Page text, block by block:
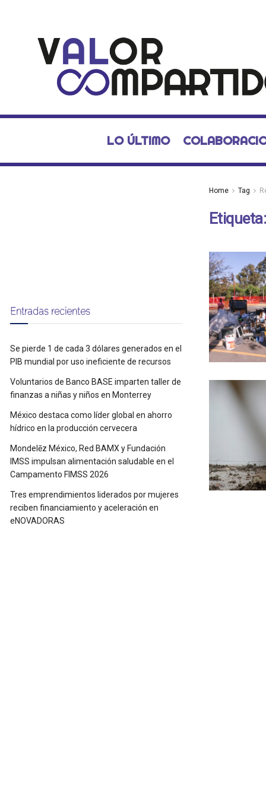
LO ÚLTIMO
Home Tag
Etiqueta:
Entradas recientes
Se pierde 1 de cada 3 dólares generados en el
PIB mundial por uso ineficiente de recursos
Voluntarios de Banco BASE imparten taller de
finanzas a niñas y niños en Monterrey
México destaca como líder global en ahorro
hídrico en la producción cervecera
Mondelēz México, Red BAMX y Fundación
IMSS impulsan alimentación saludable en el
Campamento FIMSS 2026
Tres emprendimientos liderados por mujeres
reciben financiamiento y aceleración en
eNOVADORAS